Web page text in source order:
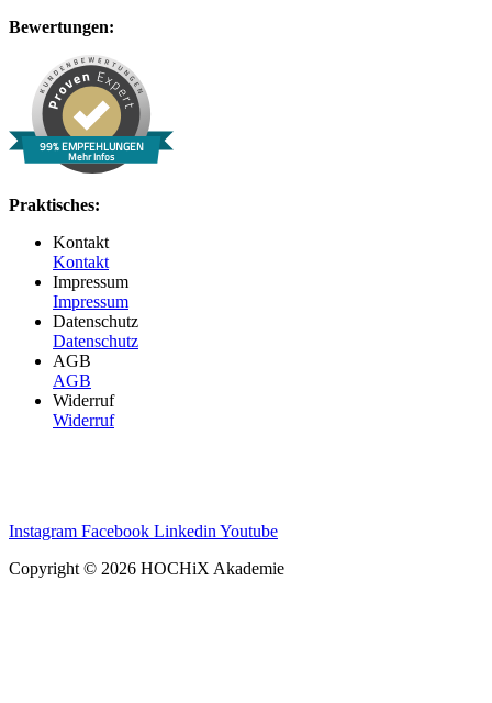
Bewertungen:
99% EMPFEHLUNGEN
Mehr Infos
Praktisches:
Kontakt
Kontakt
Impressum
Impressum
Datenschutz
Datenschutz
AGB
AGB
Widerruf
Widerruf
Instagram Facebook Linkedin Youtube
Copyright © 2026 HOCHiX Akademie